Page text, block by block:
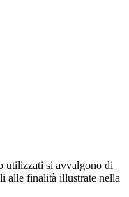
utilizzati si avvalgono di
alle finalità illustrate nella